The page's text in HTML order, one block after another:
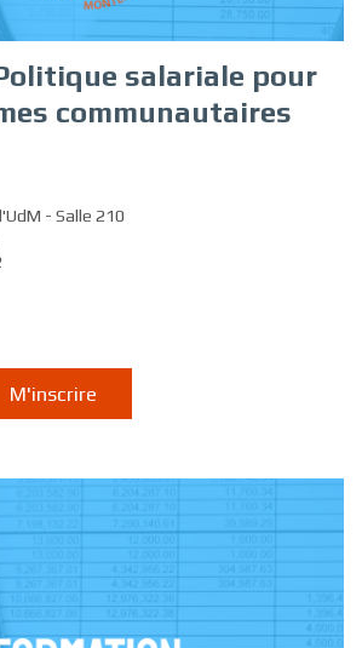
salariale pour
communautaires
- Salle 210
M'inscrire